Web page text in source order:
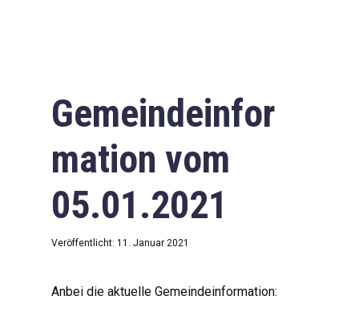
Gemeindeinfor
mation vom
05.01.2021
Veröffentlicht: 11. Januar 2021
Anbei die aktuelle Gemeindeinformation: